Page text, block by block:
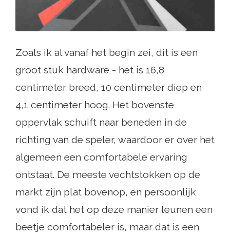
Zoals ik al vanaf het begin zei, dit is een
groot stuk hardware - het is 16,8
centimeter breed, 10 centimeter diep en
4,1 centimeter hoog. Het bovenste
oppervlak schuift naar beneden in de
richting van de speler, waardoor er over het
algemeen een comfortabele ervaring
ontstaat. De meeste vechtstokken op de
markt zijn plat bovenop, en persoonlijk
vond ik dat het op deze manier leunen een
beetje comfortabeler is, maar dat is een